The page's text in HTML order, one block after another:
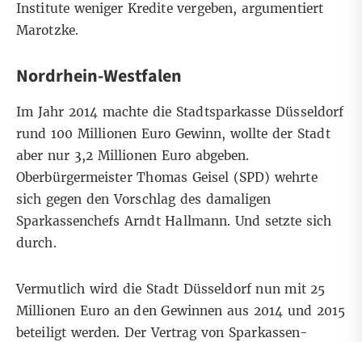
Institute weniger Kredite vergeben, argumentiert
Marotzke.
Nordrhein-Westfalen
Im Jahr 2014 machte die Stadtsparkasse Düsseldorf
rund 100 Millionen Euro Gewinn, wollte der Stadt
aber nur 3,2 Millionen Euro abgeben.
Oberbürgermeister Thomas Geisel (SPD) wehrte
sich gegen den Vorschlag des damaligen
Sparkassenchefs Arndt Hallmann. Und setzte sich
durch.
Vermutlich wird die Stadt Düsseldorf nun mit 25
Millionen Euro an den Gewinnen aus 2014 und 2015
beteiligtwerden. Der Vertrag von Sparkassen-